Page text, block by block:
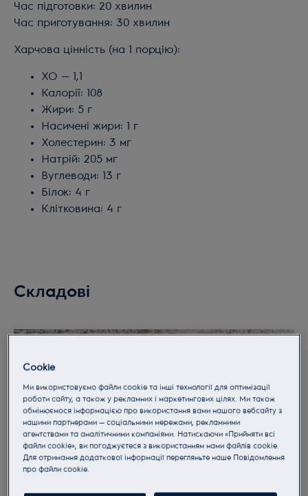
Час підготовки: 20 хвилин
Час приготування: 30 хвилин
Харчова цінність (на 1 порцію):
ХО — 1,1
Калорії: 108
Жири: 5 г
​Насичені жири: 1 г
Холестерин: 3 мг
Натрій: 205 мг
Вуглеводи: 13 г
Білок: 4 г
Клітковина: 4 г
Складові
Cookie
Ми використовуємо файли cookie та інші технології для оптимізації
роботи сайту, а також у рекламних і маркетингових цілях. Ми також
обмінюємося інформацією про використання вами нашого вебсайту з
нашими партнерами — соціальними мережами, рекламними
агентствами та аналітичними компаніями. Натискаючи «Прийняти всі
файли cookie», ви погоджуєтеся з використанням нами файлів cookie.
Для отримання додаткової інформації перегляньте наше Пoвідомлення
прo файли cookie.